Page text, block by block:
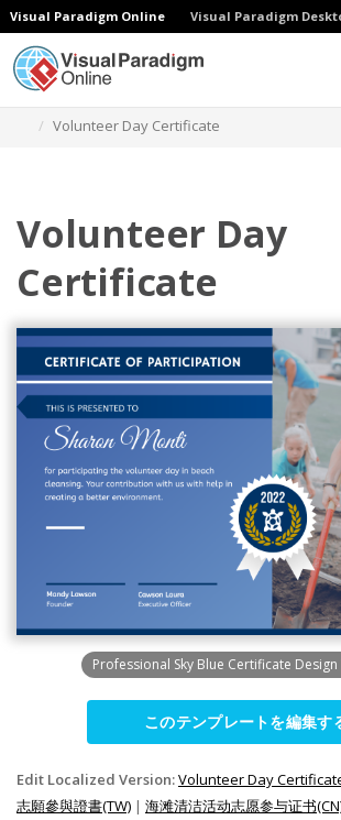
Visual Paradigm Online Visual Paradigm
Volunteer Day Certificate
Volunteer Day
Certificate
Professional Sky Blue Certificate
このテンプレートを編集す
Edit Localized Version:Volunteer Day
志願參與證書(TW) | 海滩清洁活动志愿参与证书